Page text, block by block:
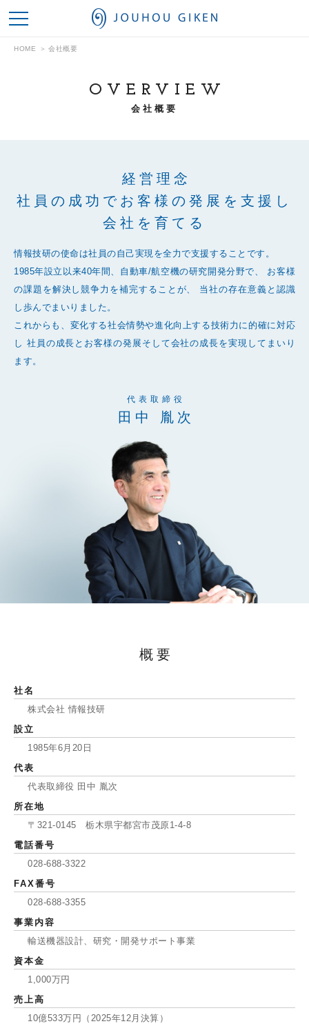
HOME 会社概要
OVERVIEW
会社概要
経営理念
社員の成功でお客様の発展を支援し
会社を育てる
情報技研の使命は社員の自己実現を全力で支援することです。
1985年設立以来40年間、自動車/航空機の研究開発分野で、
お客様
の課題を解決し競争力を補完することが、
当社の存在意義と認識
し歩んでまいりました。
これからも、変化する社会情勢や進化向上する技術力に的確に対応
し 社員の成長とお客様の発展そして会社の成長を実現してまいり
ます。
代表取締役
田中 胤次
概要
社名
株式会社 情報技研
設立
1985年6月20日
代表
代表取締役 田中 胤次
所在地
〒321-0145 栃木県宇都宮市茂原1-4-8
電話番号
028-688-3322
FAX番号
028-688-3355
事業内容
輸送機器設計、研究・開発サポート事業
資本金
1,000万円
売上高
10億533万円（2025年12月決算）